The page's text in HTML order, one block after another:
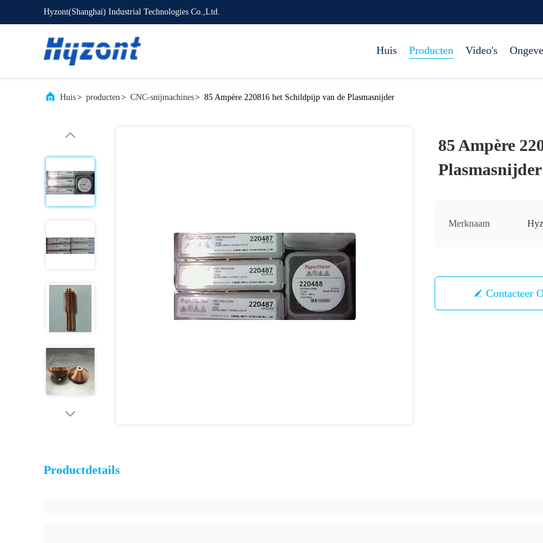
Hyzont(Shanghai) Industrial Technologies Co.,Ltd.
Huis Producten Video's
Huis> producten> CNC-snijmachines> 85 Ampère 220816 het Schildpijp van de Plasmasnijder
85 Ampère
Plasmasnijder
Merknaam
Contacteer
Productdetails